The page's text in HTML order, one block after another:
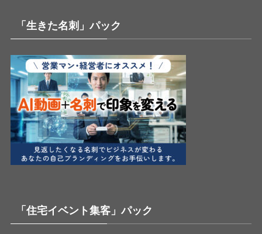
「生きた名刺」パック
「住宅イベント集客」パック